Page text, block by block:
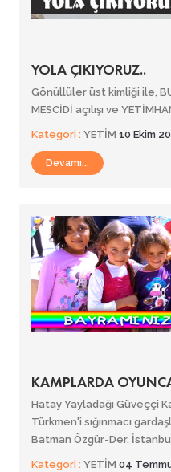
YOLA ÇIKIYORUZ..
Gönüllüler üst kimliği ile,
MESCİDİ açılışı ve
Kategori : YETİM 10 Ekim
Devamı...
KAMPLARDA
Hatay Yayladağı Güveççi
Türkmen'i sığınmacı
Batman Özgür-Der,
Kategori : YETİM 04